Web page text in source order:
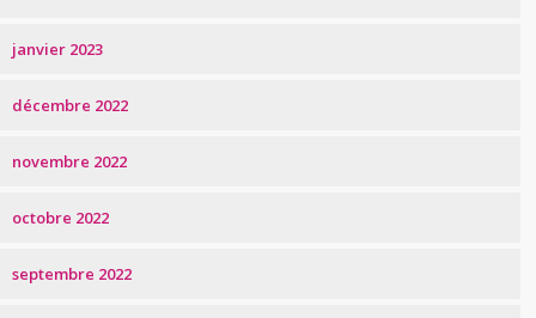
janvier 2023
décembre 2022
novembre 2022
octobre 2022
septembre 2022